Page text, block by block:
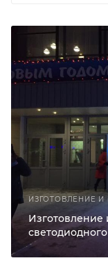
Изготовление